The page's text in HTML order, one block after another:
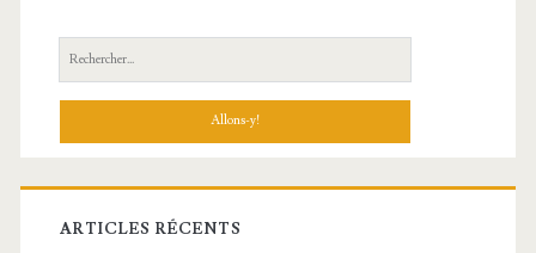
Recherche:
ARTICLES RÉCENTS